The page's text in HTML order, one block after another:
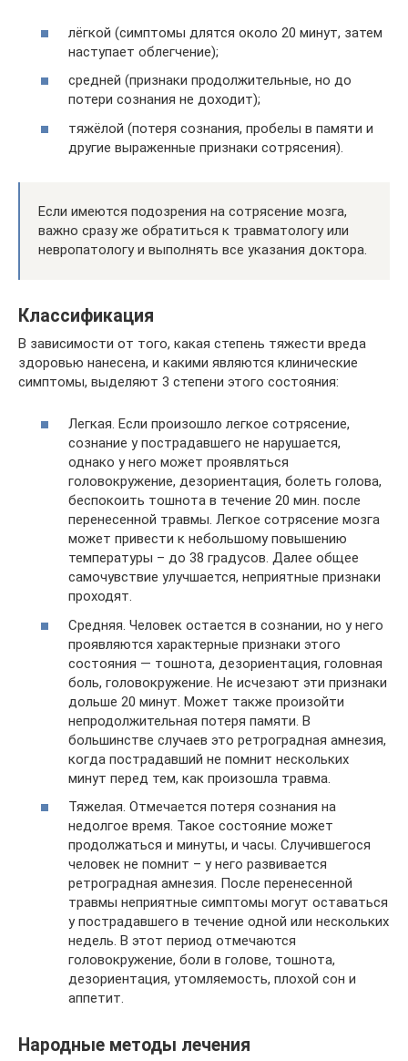
лёгкой (симптомы длятся около 20 минут, затем
наступает облегчение);
средней (признаки продолжительные, но до
потери сознания не доходит);
тяжёлой (потеря сознания, пробелы в памяти и
другие выраженные признаки сотрясения).
Если имеются подозрения на сотрясение мозга,
важно сразу же обратиться к травматологу или
невропатологу и выполнять все указания доктора.
Классификация
В зависимости от того, какая степень тяжести вреда
здоровью нанесена, и какими являются клинические
симптомы, выделяют 3 степени этого состояния:
Легкая. Если произошло легкое сотрясение,
сознание у пострадавшего не нарушается,
однако у него может проявляться
головокружение, дезориентация, болеть голова,
беспокоить тошнота в течение 20 мин. после
перенесенной травмы. Легкое сотрясение мозга
может привести к небольшому повышению
температуры – до 38 градусов. Далее общее
самочувствие улучшается, неприятные признаки
проходят.
Средняя. Человек остается в сознании, но у него
проявляются характерные признаки этого
состояния — тошнота, дезориентация, головная
боль, головокружение. Не исчезают эти признаки
дольше 20 минут. Может также произойти
непродолжительная потеря памяти. В
большинстве случаев это ретроградная амнезия,
когда пострадавший не помнит нескольких
минут перед тем, как произошла травма.
Тяжелая. Отмечается потеря сознания на
недолгое время. Такое состояние может
продолжаться и минуты, и часы. Случившегося
человек не помнит – у него развивается
ретроградная амнезия. После перенесенной
травмы неприятные симптомы могут оставаться
у пострадавшего в течение одной или нескольких
недель. В этот период отмечаются
головокружение, боли в голове, тошнота,
дезориентация, утомляемость, плохой сон и
аппетит.
Народные методы лечения